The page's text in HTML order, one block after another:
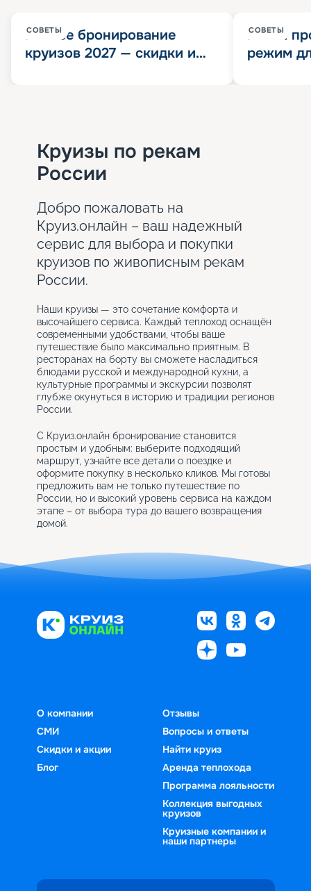
СОВЕТЫ
Раннее бронирование
круизов 2027 — скидки и
СОВЕТЫ
Китай
режим
Круизы по рекам
России
Добро пожаловать на
Круиз.онлайн – ваш надежный
сервис для выбора и покупки
круизов по живописным рекам
России.
Наши круизы — это сочетание комфорта и
высочайшего сервиса. Каждый теплоход оснащён
современными удобствами, чтобы ваше
путешествие было максимально приятным. В
ресторанах на борту вы сможете насладиться
блюдами русской и международной кухни, а
культурные программы и экскурсии позволят
глубже окунуться в историю и традиции регионов
России.
С Круиз.онлайн бронирование становится
простым и удобным: выберите подходящий
маршрут, узнайте все детали о поездке и
оформите покупку в несколько кликов. Мы готовы
предложить вам не только путешествие по
России, но и высокий уровень сервиса на каждом
этапе – от выбора тура до вашего возвращения
домой.
О компании
СМИ
Скидки и акции
Блог
Отзывы
Вопросы и ответы
Найти круиз
Аренда теплохода
Программа лояльности
Коллекция выгодных
круизов
Круизные компании и
наши партнеры